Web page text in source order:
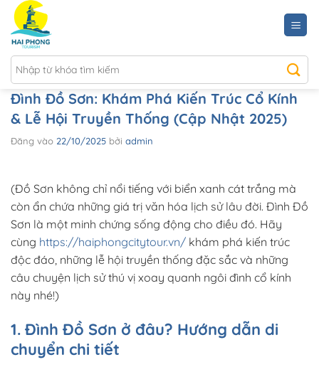
qua
nội
dung
Đình Đồ Sơn: Khám Phá Kiến Trúc Cổ Kính
& Lễ Hội Truyền Thống (Cập Nhật 2025)
Đăng vào 22/10/2025 bởi admin
(Đồ Sơn không chỉ nổi tiếng với biển xanh cát trắng mà
còn ẩn chứa những giá trị văn hóa lịch sử lâu đời. Đình Đồ
Sơn là một minh chứng sống động cho điều đó. Hãy
cùng https://haiphongcitytour.vn/ khám phá kiến trúc
độc đáo, những lễ hội truyền thống đặc sắc và những
câu chuyện lịch sử thú vị xoay quanh ngôi đình cổ kính
này nhé!)
1. Đình Đồ Sơn ở đâu? Hướng dẫn di
chuyển chi tiết